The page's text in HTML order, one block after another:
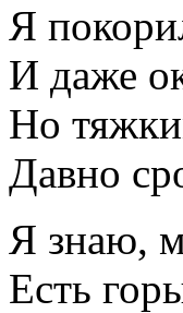
Я
И даже
Но
Давно
Я знаю,
Есть